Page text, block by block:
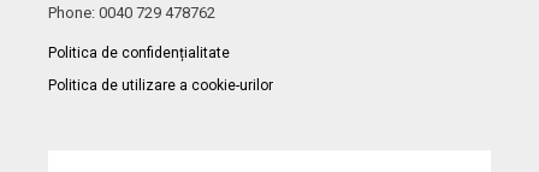
Phone: 0040 729 478762
Politica de confidențialitate
Politica de utilizare a cookie-urilor